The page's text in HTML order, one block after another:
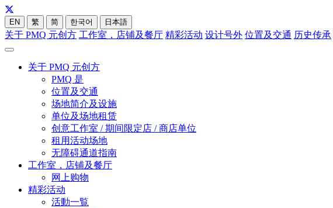
EN 繁 简 한국어 日本語
关于 PMQ 元创方 工作室，店铺及餐厅 精彩活动 设计号外 位置及交通 历史传承
关于 PMQ 元创方
PMQ 是
位置及交通
场地简介及设施
单位及场地租赁
创意工作室 / 期间限定店 / 商店单位
租用活动场地
无障碍通道指南
工作室，店铺及餐厅
网上购物
精彩活动
活動一覧